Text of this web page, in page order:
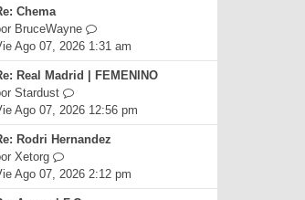
e
n
s
a
j
e
o
e
n
s
a
j
e
t
i
o
e
s
a
Chema
BruceWayne
V
e
r
ú
t
i
o
Ago 07, 2026 1:31 am
Real Madrid | FEMENINO
Stardust
V
e
r
ú
t
i
Ago 07, 2026 12:56 pm
Rodri Hernandez
Xetorg
V
e
r
Ago 07, 2026 2:12 pm